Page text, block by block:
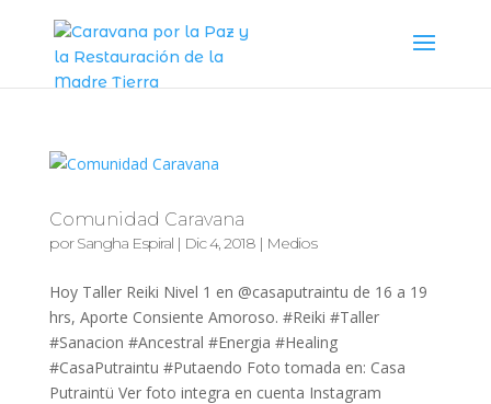
Comunidad Caravana
porSangha Espiral| Dic 4, 2018| Medios
Hoy Taller Reiki Nivel 1 en @casaputraintu de 16 a 19
hrs, Aporte Consiente Amoroso. #Reiki #Taller
#Sanacion #Ancestral #Energia #Healing
#CasaPutraintu #Putaendo Foto tomada en: Casa
Putraintü Ver foto integra en cuenta Instagram